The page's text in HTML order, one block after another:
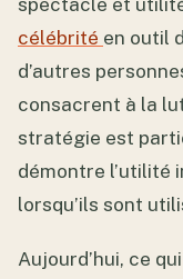
spectacle et
célébrité en outil
d’autres
consacrent à la
stratégie est
démontre l’utilité
lorsqu’ils sont
Aujourd’hui, ce